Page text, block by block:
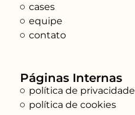
cases
equipe
contato
Páginas Internas
política de privacidade
política de cookies